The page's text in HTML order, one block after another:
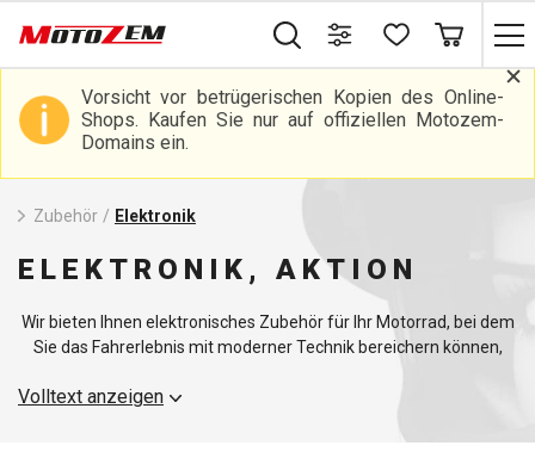
Vorsicht vor betrügerischen Kopien des Online-
Shops. Kaufen Sie nur auf offiziellen Motozem-
Domains ein.
Zubehör / Elektronik
ELEKTRONIK, AKTION
Wir bieten Ihnen elektronisches Zubehör für Ihr Motorrad, bei dem
Sie das Fahrerlebnis mit moderner Technik bereichern können,
unserer Kategorie finden Sie eine große Auswahl an
eine einfache Kommunikation mit anderen Motorradfahrern oder
Volltext anzeigen